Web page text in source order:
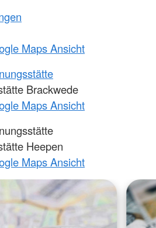
Maps Ansicht
Brackwede
Maps Ansicht
Heepen
Maps Ansicht